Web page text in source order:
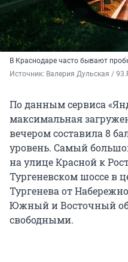
В Краснодаре часто бывают
Источник: Валерия Дульская /
По данным сервиса
максимальная
вечером составила 8
уровень. Самый
на улице Красной к
Тургеневском шоссе в
Тургенева от
Южный и Восточный
свободными.